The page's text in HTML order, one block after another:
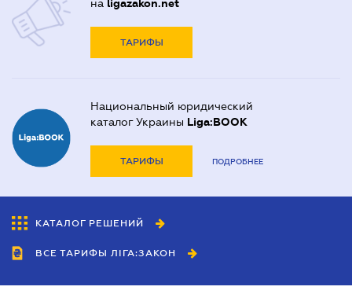
на ligazakon.net
ТАРИФЫ
Национальный юридический
каталог Украины Liga:BOOK
ТАРИФЫ ПОДРОБНЕЕ
КАТАЛОГ РЕШЕНИЙ
ВСЕ ТАРИФЫ ЛІГА:ЗАКОН